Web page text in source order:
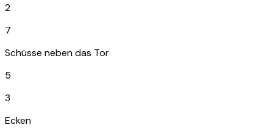
2
7
Schüsse neben das Tor
5
3
Ecken